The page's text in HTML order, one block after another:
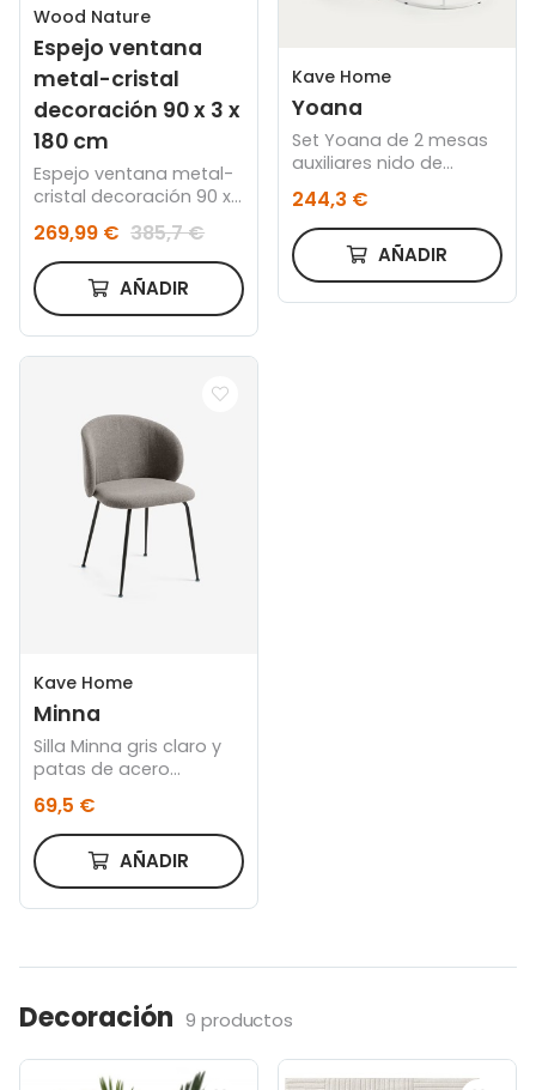
Wood Nature
Espejo ventana
metal-cristal
decoración 90 x 3 x
180 cm
Espejo ventana metal-
cristal decoración 90 x
3 x 180 cm
269,99 € 385,7 €
AÑADIR
Kave Home
Yoana
Set Yoana de 2 mesas
auxiliares nido de
blanco Ø 80 cm/Ø 50
cm
244,3 €
AÑADIR
Kave Home
Minna
Silla Minna gris claro y
patas de acero
69,5 €
AÑADIR
Decoración 9 productos